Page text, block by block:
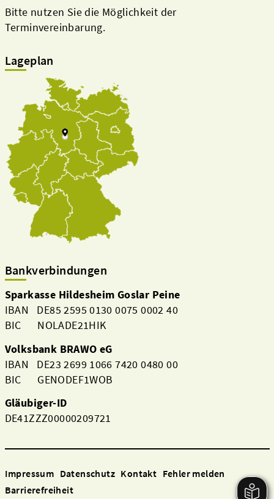
Bitte nutzen Sie die Möglichkeit der
Terminvereinbarung.
Lageplan
Bankverbindungen
Sparkasse Hildesheim Goslar Peine
IBAN DE85 2595 0130 0075 0002 40
BIC NOLADE21HIK
Volksbank BRAWO eG
IBAN DE23 2699 1066 7420 0480 00
BIC GENODEF1WOB
Gläubiger-ID
DE41ZZZ00000209721
Impressum Datenschutz Kontakt Fehler melden
Barrierefreiheit